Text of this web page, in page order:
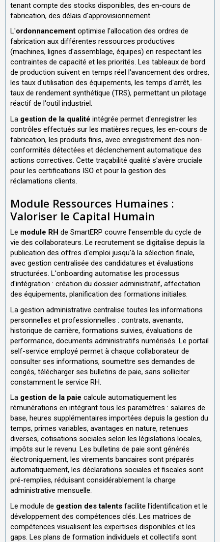
tenant compte des stocks disponibles, des en-cours de
fabrication, des délais d'approvisionnement.
L'ordonnancement optimise l'allocation des ordres de
fabrication aux différentes ressources productives
(machines, lignes d'assemblage, équipes) en respectant les
contraintes de capacité et les priorités. Les tableaux de bord
de production suivent en temps réel l'avancement des ordres,
les taux d'utilisation des équipements, les temps d'arrêt, les
taux de rendement synthétique (TRS), permettant un pilotage
réactif de l'outil industriel.
La gestion de la qualité intégrée permet d'enregistrer les
contrôles effectués sur les matières reçues, les en-cours de
fabrication, les produits finis, avec enregistrement des non-
conformités détectées et déclenchement automatique des
actions correctives. Cette traçabilité qualité s'avère cruciale
pour les certifications ISO et pour la gestion des
réclamations clients.
Module Ressources Humaines :
Valoriser le Capital Humain
Le module RH de SmartERP couvre l'ensemble du cycle de
vie des collaborateurs. Le recrutement se digitalise depuis la
publication des offres d'emploi jusqu'à la sélection finale,
avec gestion centralisée des candidatures et évaluations
structurées. L'onboarding automatise les processus
d'intégration : création du dossier administratif, affectation
des équipements, planification des formations initiales.
La gestion administrative centralise toutes les informations
personnelles et professionnelles : contrats, avenants,
historique de carrière, formations suivies, évaluations de
performance, documents administratifs numérisés. Le portail
self-service employé permet à chaque collaborateur de
consulter ses informations, soumettre ses demandes de
congés, télécharger ses bulletins de paie, sans solliciter
constamment le service RH.
La gestion de la paie calcule automatiquement les
rémunérations en intégrant tous les paramètres : salaires de
base, heures supplémentaires importées depuis la gestion du
temps, primes variables, avantages en nature, retenues
diverses, cotisations sociales selon les législations locales,
impôts sur le revenu. Les bulletins de paie sont générés
électroniquement, les virements bancaires sont préparés
automatiquement, les déclarations sociales et fiscales sont
pré-remplies, réduisant considérablement la charge
administrative mensuelle.
Le module de gestion des talents facilite l'identification et le
développement des compétences clés. Les matrices de
compétences visualisent les expertises disponibles et les
gaps. Les plans de formation individuels et collectifs sont